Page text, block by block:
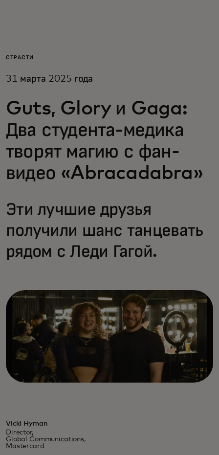
Для всего мира
Для новаторов
Новости и тренды
СТРАСТИ
31 марта 2025 года
Guts, Glory и Gaga:
Два студента-медика
творят магию с фан-
видео «Abracadabra»
Эти лучшие друзья
получили шанс танцевать
рядом с Леди Гагой.
Vicki Hyman
Director,
Global Communications,
Mastercard